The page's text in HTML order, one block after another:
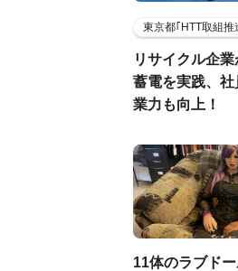
東京都｢HTT取組推
リサイクル企業
蓄電を実践、
業力も向上！
11体のラブド